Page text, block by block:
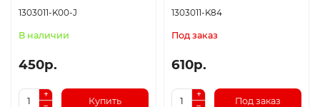
1303011-K00-J
В наличии
450р.
Купить
1303011-K84
Под заказ
610р.
Под заказ